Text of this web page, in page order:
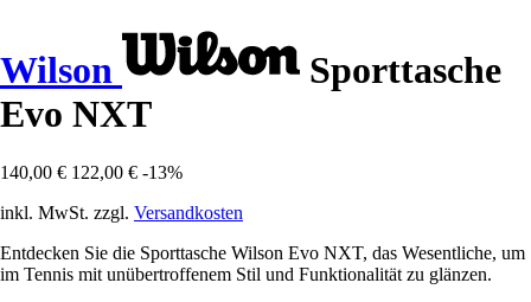
Wilson
Sporttasche
Evo NXT
140,00 € 122,00 € -13%
inkl. MwSt. zzgl. Versandkosten
Entdecken Sie die Sporttasche Wilson Evo NXT, das Wesentliche, um
im Tennis mit unübertroffenem Stil und Funktionalität zu glänzen.